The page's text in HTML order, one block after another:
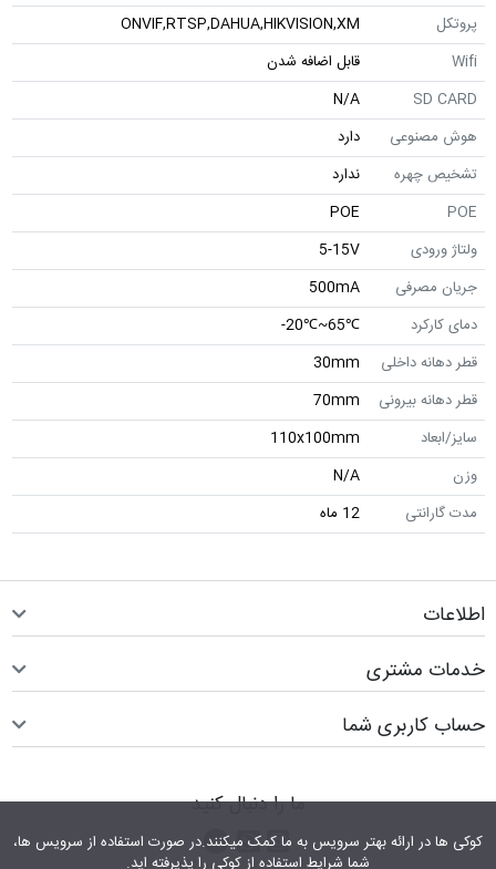
کوکی ها در ارائه بهتر سرویس‎ به ما کمک می‎کنند.در صورت استفاده از سرویس ها،
شما شرایط استفاده از کوکی را پذیرفته اید.
پروتکل
ONVIF,RTSP,DAHUA,HIKVISION,XM
Wifi
قابل اضافه شدن
SD CARD
N/A
هوش مصنوعی
دارد
تشخیص چهره
ندارد
POE
POE
ولتاژ ورودی
5-15V
جریان مصرفی
500mA
دمای کارکرد
℃65~℃20-
قطر دهانه داخلی
30mm
قطر دهانه بیرونی
70mm
سایز/ابعاد
110x100mm
وزن
N/A
مدت گارانتی
12 ماه
اطلاعات
خدمات مشتری
حساب کاربری شما
ما را دنبال کنید
اینستاگرام
پیام رسان واتس اپ
کانال تلگرام